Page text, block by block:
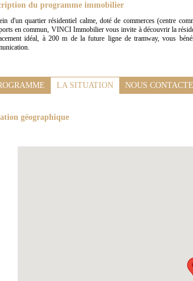
du programme immobilier
d'un quartier résidentiel calme, doté de commerces (centre
en commun, VINCI Immobilier vous invite à découvrir la
idéal, à 200 m de la future ligne de tramway, vous
LA SITUATION NOUS
géographique